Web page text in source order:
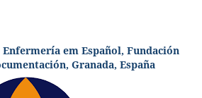
Enfermería em Español, Fundación
Granada, España